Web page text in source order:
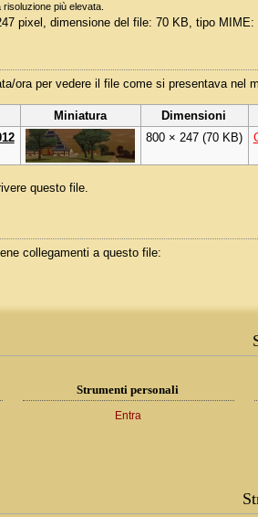
più elevata.
pixel, dimensione del file: 70 KB, tipo MIME:
ora per vedere il file come si presentava nel
Miniatura
Dimensioni
800 × 247 (70 KB)
questo file.
collegamenti a questo file:
Strumenti personali
Entra